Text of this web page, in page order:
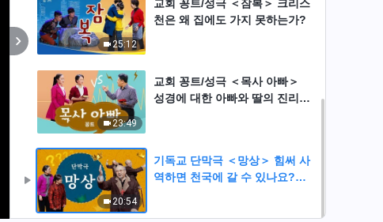
25:12
교회 꽁트/성극 ＜잠복＞ 크리스
천은 왜 집에도 가지 못하는가?
23:49
교회 꽁트/성극 ＜목사 아빠＞
성경에 대한 아빠와 딸의 진리
20:54
기독교 단막극 ＜망상＞ 힘써 사
역하면 천국에 갈 수 있나요?